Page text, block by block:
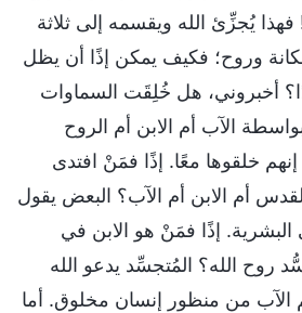
يُجزِّئ الله ويقسمه إلى ثلاثة
وروح؛ فكيف يمكن إذًا أن يظل
أخبروني، هل خُلِقَت السماوات
الآب أم الابن أم الروح
خلقوها معًا. إذًا فمَنْ افتدى
أم الابن أم الآب؟ البعض يقول
إذًا فمَنْ هو الابن في
روح الله؟ المُتجسِّد يدعو الله
الآب من منظور إنسان مخلوق. أما